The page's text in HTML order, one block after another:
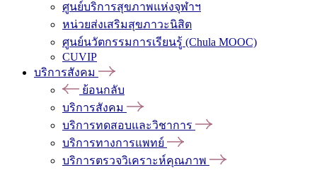
ศูนย์บริการสุขภาพแห่งจุฬาฯ
หน่วยส่งเสริมสุขภาวะนิสิต
ศูนย์นวัตกรรมการเรียนรู้ (Chula MOOC)
CUVIP
บริการสังคม
ย้อนกลับ
บริการสังคม
บริการทดสอบและวิชาการ
บริการทางการแพทย์
บริการตรวจวิเคราะห์คุณภาพ